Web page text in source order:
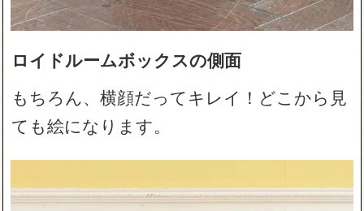
ロイドルームボックスの側面
もちろん、横顔だってキレイ！どこから見
ても絵になります。